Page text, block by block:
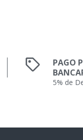
PAGO
5% de